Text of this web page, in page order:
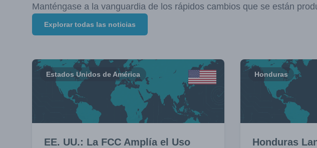
Manténgase a la vanguardia de los rápidos cambios que se están
Explorar todas las noticias
Estados Unidos de América
EE. UU.: La FCC Amplía el Uso
Honduras
Honduras